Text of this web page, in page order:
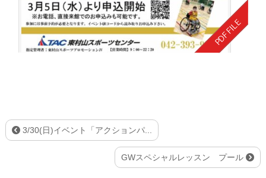
3/30(日)イベント「アクションパ...
GWスペシャルレッスン プール